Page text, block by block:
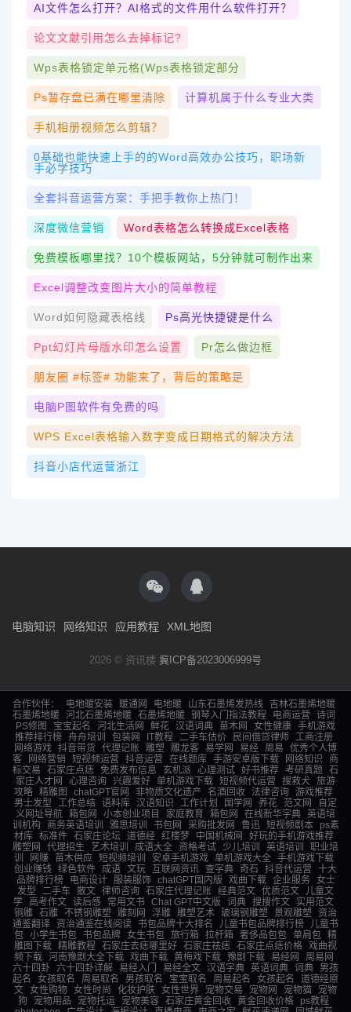
AI文件怎么打开？AI格式的文件用什么软件打开？
论文文献引用怎么去掉标记?
Wps表格锁定单元格(wps表格锁定部分
Ps暂存盘已满在哪里清除 计算机属于什么专业大类
手机相册视频怎么剪辑？
0基础也能快速上手的的Word高效办公技巧，职场新
手必学技巧
全套抖音运营方案：手把手教你上热门！
深度微信营销 Word表格怎么转换成excel表格
免费模板哪里找？10个模板网站，5分钟就可制作出来
Excel调整改变图片大小的简单教程
Word如何隐藏表格线 Ps高光快捷键是什么
Ppt幻灯片母版水印怎么设置 Pr怎么做边框
朋友圈 #标签# 功能来了，背后的策略是
电脑p图软件有免费的吗
WPS Excel表格输入数字变成日期格式的解决方法
抖音小店代运营浙江
电脑知识 网络知识 应用教程 XML地图
2026 © 资讯楼 冀ICP备2023006999号
合作伙伴： 电地暖安装 暖通网 电地暖 山东石墨烯发热线
吉林石墨烯地暖
石墨烯地暖
河北石墨烯地暖 石墨烯地暖 钢琴入门指法教程 电商运营
诗词
PS修图
宝宝起名 河北生活网 鲜花 汉语词典 苗木网 女性健康 手机游戏
推荐排行榜
舟舟培训 包装网 IT教程 二手车估价 民间借贷律师
工商注册
网络游戏 抖音带货 代理记账 雕塑 雕龙客 易学网 易经 周易
优秀个人博
客
网络营销 短视频运营 抖音运营 在线题库 手游安卓版下载 网络知识
商
标交易
石家庄点痣 免费发布信息 玄机派 心理测试 好书推荐 考研真题 石
家庄人才网
心理咨询 兴趣爱好 单机游戏下载 短视频代运营 搜救犬 旅游
攻略 精雕图 chatGPT官网 非物质文化遗产 名酒回收 法律咨询 游戏推荐
男士发型
工作总结 语料库 汉语知识 工作计划 国学网 养花 范文网
自定
义网址导航 箱包网 小本创业项目 家庭教育 箱包网 在线新华字典 英语培
训机构
商务英语培训 雅思培训 书包网 采购批发网 鲁迅 短视频剧本
ps素
材库
标准件 石家庄论坛 道德经 红楼梦 中国机械网
好玩的手机游戏推荐
雕塑网
代理招生 艺术培训 成语大全 资格考试 少儿培训 英语培训
职业培
训
网赚 苗木供应 短视频培训 安卓手机游戏 单机游戏大全
手机游戏下载
创业赚钱
绿色软件 成语 文玩 互联网资讯 查字典 奇石 抖音代运营 十大
品牌排行榜
电商设计 服装服饰 chatGPT国内版 戏曲下载 企业服务
女士
发型
二手车 散文 律师咨询 石家庄代理记账 经典范文 优质范文
儿童文
学 高考作文 读后感 常用文书 Chat GPT中文版 词典 搜搜作文
实用范文
铜雕 石雕 不锈钢雕塑 雕刻网 浮雕 雕塑艺术 玻璃钢雕塑 景观雕塑
资治
通鉴翻译
资治通鉴在线阅读 书包品牌十大排名 儿童书包品牌排行榜
儿童书
包 小学生书包 书包品牌 女生书包 旅行箱 拉杆箱 奢侈品包包 单肩包 精
雕图下载 精雕教程 石家庄去痣哪里好 石家庄祛痣 石家庄点痣价格 戏曲视
频下载
河南豫剧大全下载 戏曲下载 黄梅戏下载 豫剧下载 易经网
周易网
六十四卦
六十四卦详解 易经入门 易经全文 汉语字典 英语词典 词典
男孩
起名
女孩取名 周易取名 男孩取名 宝宝取名 周易起名 女孩起名
道德经原
文 女性购物 女性时尚 化妆护肤 女性世界 宠物交易 宠物网 宠物猫
宠物
狗
宠物用品 宠物托运 宠物美容 石家庄黄金回收 黄金回收价格
ps教程